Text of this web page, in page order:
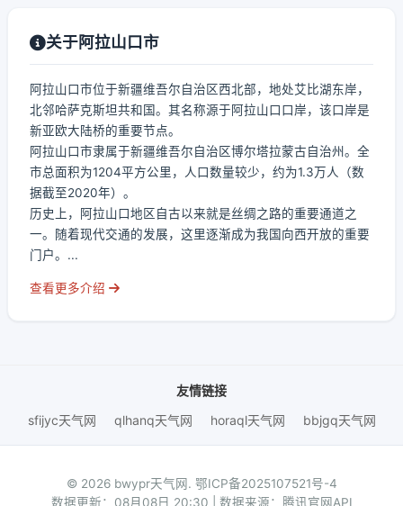
关于阿拉山口市
阿拉山口市位于新疆维吾尔自治区西北部，地处艾比湖东岸，
北邻哈萨克斯坦共和国。其名称源于阿拉山口口岸，该口岸是
新亚欧大陆桥的重要节点。
阿拉山口市隶属于新疆维吾尔自治区博尔塔拉蒙古自治州。全
市总面积为1204平方公里，人口数量较少，约为1.3万人（数
据截至2020年）。
历史上，阿拉山口地区自古以来就是丝绸之路的重要通道之
一。随着现代交通的发展，这里逐渐成为我国向西开放的重要
门户。...
查看更多介绍
友情链接
sfijyc天气网
qlhanq天气网 horaql天气网 bbjgq天气网
© 2026 bwypr天气网. 鄂ICP备2025107521号-4
数据更新：08月08日 20:30 | 数据来源：腾讯官网API